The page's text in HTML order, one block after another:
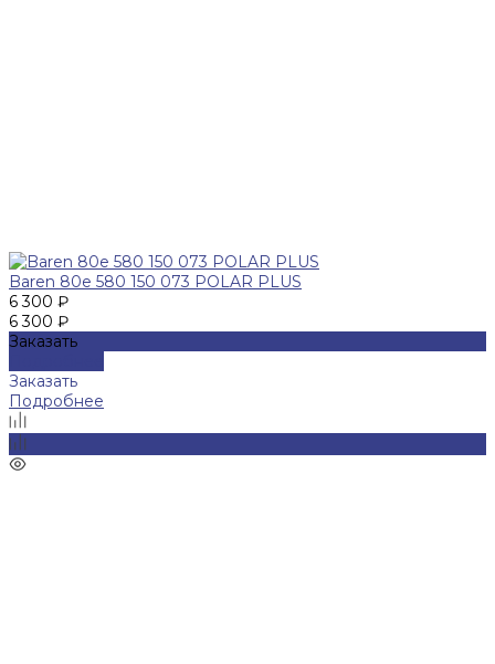
Baren 80е 580 150 073 POLAR PLUS
6 300 ₽
6 300 ₽
Заказать
Заказать
Подробнее